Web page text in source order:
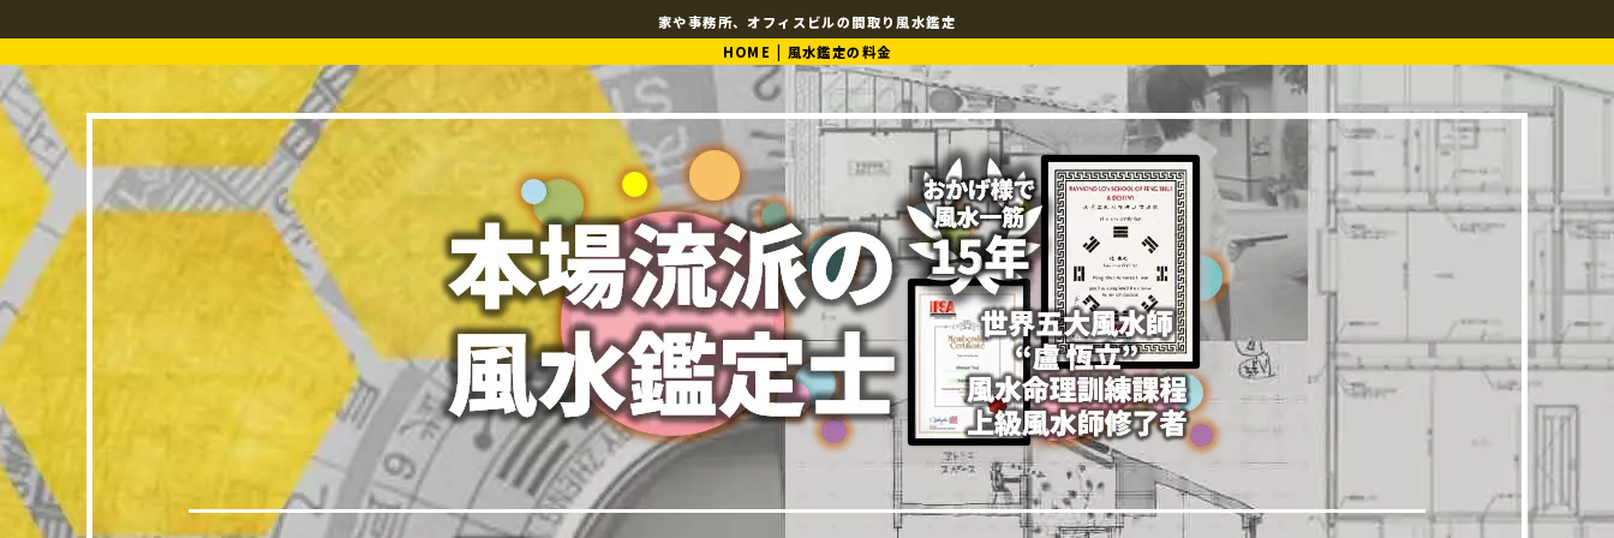
家や事務所、オフィスビルの間取り風水鑑定
HOME
風水鑑定の料金